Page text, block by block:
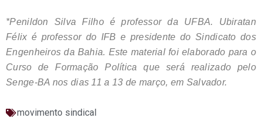
*Penildon Silva Filho é professor da UFBA. Ubiratan
Félix é professor do IFB e presidente do Sindicato dos
Engenheiros da Bahia. Este material foi elaborado para o
Curso de Formação Política que será realizado pelo
Senge-BA nos dias 11 a 13 de março, em Salvador.
movimento sindical